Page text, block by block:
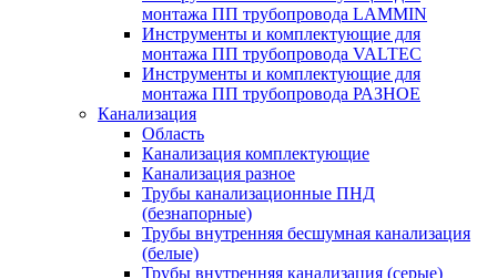
монтажа ПП трубопровода LAMMIN
Инструменты и комплектующие для
монтажа ПП трубопровода VALTEC
Инструменты и комплектующие для
монтажа ПП трубопровода РАЗНОЕ
Канализация
Область
Канализация комплектующие
Канализация разное
Трубы канализационные ПНД
(безнапорные)
Трубы внутренняя бесшумная канализация
(белые)
Трубы внутренняя канализация (серые)